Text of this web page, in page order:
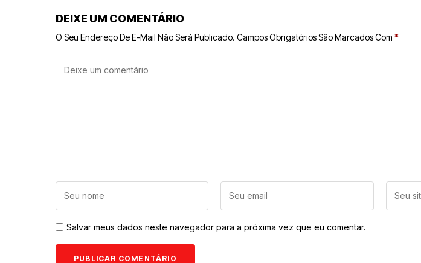
DEIXE UM COMENTÁRIO
O Seu Endereço De E-Mail Não Será Publicado. Campos Obrigatórios São Marcados Com *
Salvar meus dados neste navegador para a próxima vez que eu comentar.